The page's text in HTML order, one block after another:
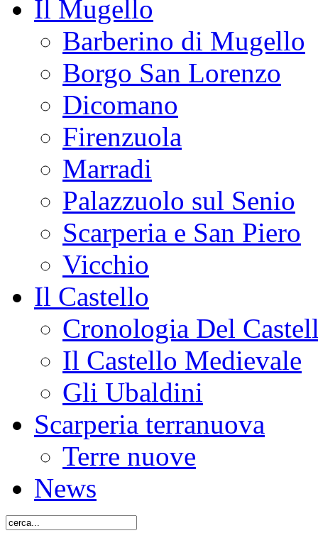
Il Mugello
Barberino di Mugello
Borgo San Lorenzo
Dicomano
Firenzuola
Marradi
Palazzuolo sul Senio
Scarperia e San Piero
Vicchio
Il Castello
Cronologia Del
Il Castello Medievale
Gli Ubaldini
Scarperia terranuova
Terre nuove
News